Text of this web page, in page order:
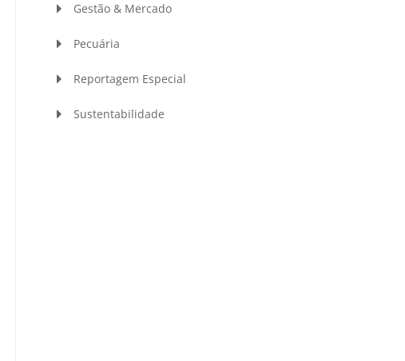
Gestão & Mercado
Pecuária
Reportagem Especial
Sustentabilidade